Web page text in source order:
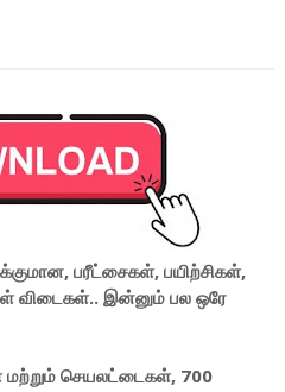
பரீட்சைகள், பயிற்சிகள்,
விடைகள்.. இன்னும் பல ஒரே
மற்றும் செயலட்டைகள், 700